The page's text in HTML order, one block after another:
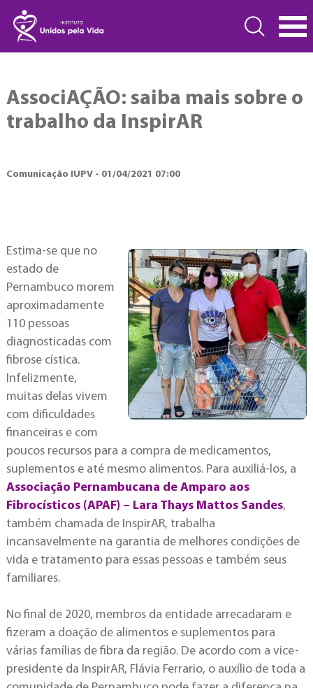
AssociAÇÃO: saiba mais sobre o
trabalho da InspirAR
Comunicação IUPV - 01/04/2021 07:00
Estima-se que no
estado de
Pernambuco morem
aproximadamente
110 pessoas
diagnosticadas com
fibrose cística.
Infelizmente,
muitas delas vivem
com dificuldades
financeiras e com
poucos recursos para a compra de medicamentos,
suplementos e até mesmo alimentos. Para auxiliá-los, a
Associação Pernambucana de Amparo aos
Fibrocísticos (APAF) – Lara Thays Mattos Sandes,
também chamada de InspirAR, trabalha
incansavelmente na garantia de melhores condições de
vida e tratamento para essas pessoas e também seus
familiares.
No final de 2020, membros da entidade arrecadaram e
fizeram a doação de alimentos e suplementos para
várias famílias de fibra da região. De acordo com a vice-
presidente da InspirAR, Flávia Ferrario, o auxílio de toda a